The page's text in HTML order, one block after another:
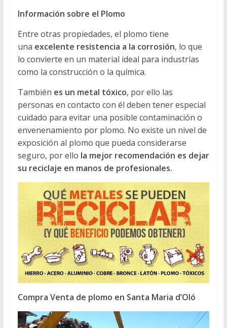
Información sobre el Plomo
Entre otras propiedades, el plomo tiene
una excelente resistencia a la corrosión, lo que
lo convierte en un material ideal para industrias
como la construcción o la química.
También es un metal tóxico, por ello las
personas en contacto con él deben tener especial
cuidado para evitar una posible contaminación o
envenenamiento por plomo. No existe un nivel de
exposición al plomo que pueda considerarse
seguro, por ello la mejor recomendación es dejar
su reciclaje en manos de profesionales.
Compra Venta de plomo en Santa Maria d’Oló